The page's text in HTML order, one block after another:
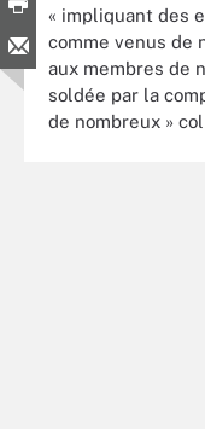
« impliquant des
comme venus de
aux membres de
soldée par la
de nombreux »